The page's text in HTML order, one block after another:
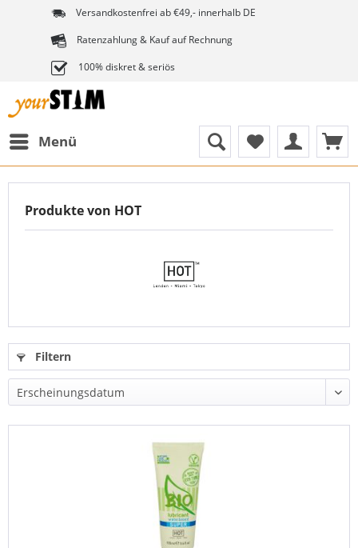
Versandkostenfrei ab €49,- innerhalb DE
Ratenzahlung & Kauf auf Rechnung
100% diskret & seriös
Menü
Produkte von HOT
Filtern